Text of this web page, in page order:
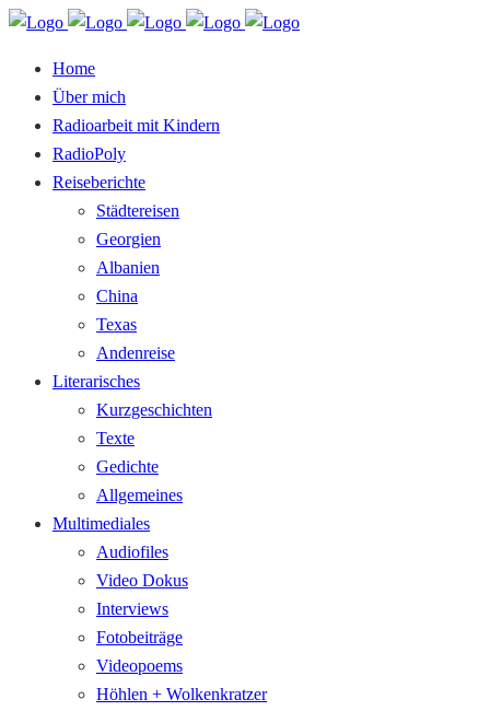
Home
Über mich
Radioarbeit mit Kindern
RadioPoly
Reiseberichte
Städtereisen
Georgien
Albanien
China
Texas
Andenreise
Literarisches
Kurzgeschichten
Texte
Gedichte
Allgemeines
Multimediales
Audiofiles
Video Dokus
Interviews
Fotobeiträge
Videopoems
Höhlen + Wolkenkratzer